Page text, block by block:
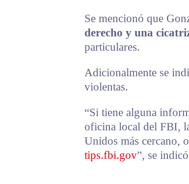
Se mencionó que
derecho y una
particulares.
Adicionalmente se
violentas.
“Si tiene alguna
oficina local del FBI,
Unidos más cercano,
tips.fbi.gov”, se